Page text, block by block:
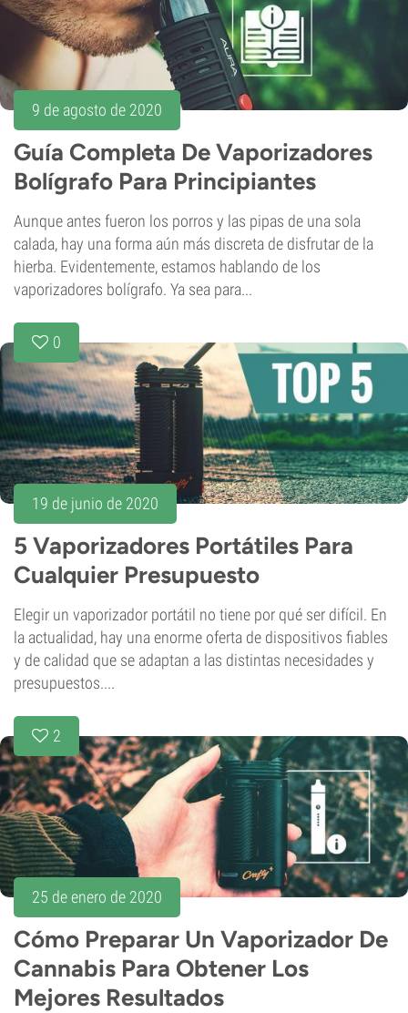
9 de agosto de 2020
Guía Completa De Vaporizadores
Bolígrafo Para Principiantes
Aunque antes fueron los porros y las pipas de una sola
calada, hay una forma aún más discreta de disfrutar de la
hierba. Evidentemente, estamos hablando de los
vaporizadores bolígrafo. Ya sea para...
0
19 de junio de 2020
5 Vaporizadores Portátiles Para
Cualquier Presupuesto
Elegir un vaporizador portátil no tiene por qué ser difícil. En
la actualidad, hay una enorme oferta de dispositivos fiables
y de calidad que se adaptan a las distintas necesidades y
presupuestos....
2
25 de enero de 2020
Cómo Preparar Un Vaporizador De
Cannabis Para Obtener Los
Mejores Resultados